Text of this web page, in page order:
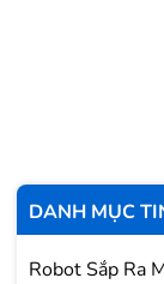
DANH MỤC
Robot Sắp Ra